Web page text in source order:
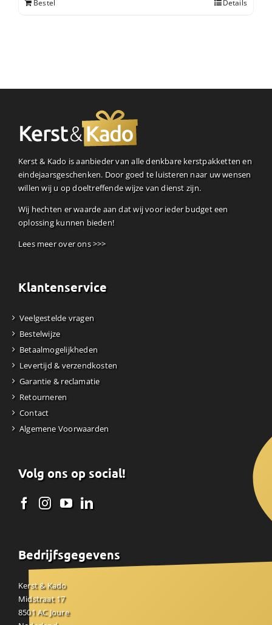
Bestel Details
Kerst & Kado is aanbieder van alle denkbare kerstpakketten en
eindejaarsgeschenken. Door goed te luisteren naar uw wensen
willen wij u op doeltreffende wijze van dienst zijn.
Wij hechten er waarde aan dat wij voor ieder budget een
oplossing kunnen bieden!
Lees meer over ons >>>
Klantenservice
Veelgestelde vragen
Bestelwijze
Betaalmogelijkheden
Levertijd & verzendkosten
Garantie & reclamatie
Retourneren
Contact
Algemene Voorwaarden
Volg ons op social!
Bedrijfsgegevens
Kerst & Kado
Midstraat 17
8501 AC Joure